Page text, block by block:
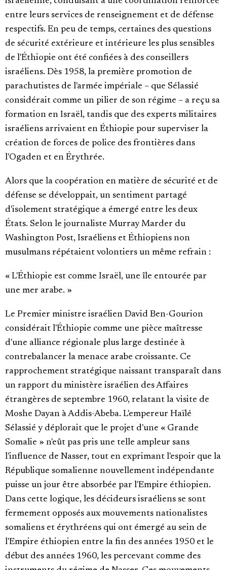
entre leurs services de renseignement et de défense
respectifs. En peu de temps, certaines des questions
de sécurité extérieure et intérieure les plus sensibles
de l'Éthiopie ont été confiées à des conseillers
israéliens. Dès 1958, la première promotion de
parachutistes de l'armée impériale – que Sélassié
considérait comme un pilier de son régime – a reçu sa
formation en Israël, tandis que des experts militaires
israéliens arrivaient en Éthiopie pour superviser la
création de forces de police des frontières dans
l'Ogaden et en Érythrée.
Alors que la coopération en matière de sécurité et de
défense se développait, un sentiment partagé
d'isolement stratégique a émergé entre les deux
États. Selon le journaliste Murray Marder du
Washington Post, Israéliens et Éthiopiens non
musulmans répétaient volontiers un même refrain :
« L'Éthiopie est comme Israël, une île entourée par
une mer arabe. »
Le Premier ministre israélien David Ben-Gourion
considérait l'Éthiopie comme une pièce maîtresse
d'une alliance régionale plus large destinée à
contrebalancer la menace arabe croissante. Ce
rapprochement stratégique naissant transparaît dans
un rapport du ministère israélien des Affaires
étrangères de septembre 1960, relatant la visite de
Moshe Dayan à Addis-Abeba. L'empereur Haïlé
Sélassié y déplorait que le projet d'une « Grande
Somalie » n'eût pas pris une telle ampleur sans
l'influence de Nasser, tout en exprimant l'espoir que la
République somalienne nouvellement indépendante
puisse un jour être absorbée par l'Empire éthiopien.
Dans cette logique, les décideurs israéliens se sont
fermement opposés aux mouvements nationalistes
somaliens et érythréens qui ont émergé au sein de
l'Empire éthiopien entre la fin des années 1950 et le
début des années 1960, les percevant comme des